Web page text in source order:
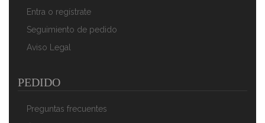
Lavavajillas Apta Para Todas Las Cocinas,
Vitroceramica, Gas
Entra o regístrate
Seguimiento de pedido
Aviso Legal
PEDIDO
Preguntas frecuentes